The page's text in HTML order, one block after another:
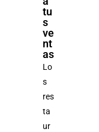
tu
s
ve
nt
as
Lo
s
res
ta
ur